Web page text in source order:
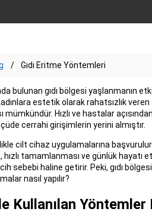
Gıdı Eritme Yöntemleri
bulunan gıdı bölgesi yaşlanmanın
estetik olarak rahatsızlık veren
mümkündür. Hızlı ve hastalar
cerrahi girişimlerin yerini almıştır.
cilt cihaz uygulamalarına
hızlı tamamlanması ve günlük
sebebi haline getirir. Peki, gıdı
nasıl yapılır?
Kullanılan